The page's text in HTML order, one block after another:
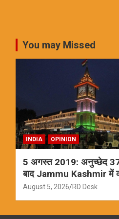
You may Missed
INDIA OPINION
5 अगस्त 2019: अनुच्छेद
बाद Jammu Kashmir में
August 5, 2026 RD Desk